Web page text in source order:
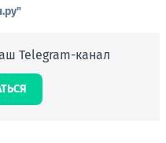
Telegram-канал